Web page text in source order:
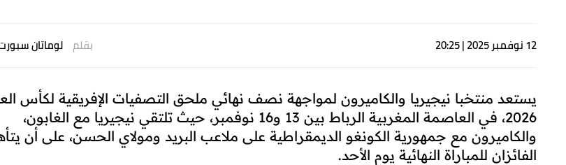
12 نوفمبر 2025 | 20:25 بقلم لوماتان
يستعد منتخبا نيجيريا والكاميرون لمواجهة نصف نهائي ملحق التصفيات الإفريقية لكأس
2026، في العاصمة المغربية الرباط بين 13 و16 نوفمبر، حيث تلتقي نيجيريا مع الغابون،
والكاميرون مع جمهورية الكونغو الديمقراطية على ملاعب البريد ومولاي الحسن، على أن
الفائزان للمباراة النهائية يوم الأحد.